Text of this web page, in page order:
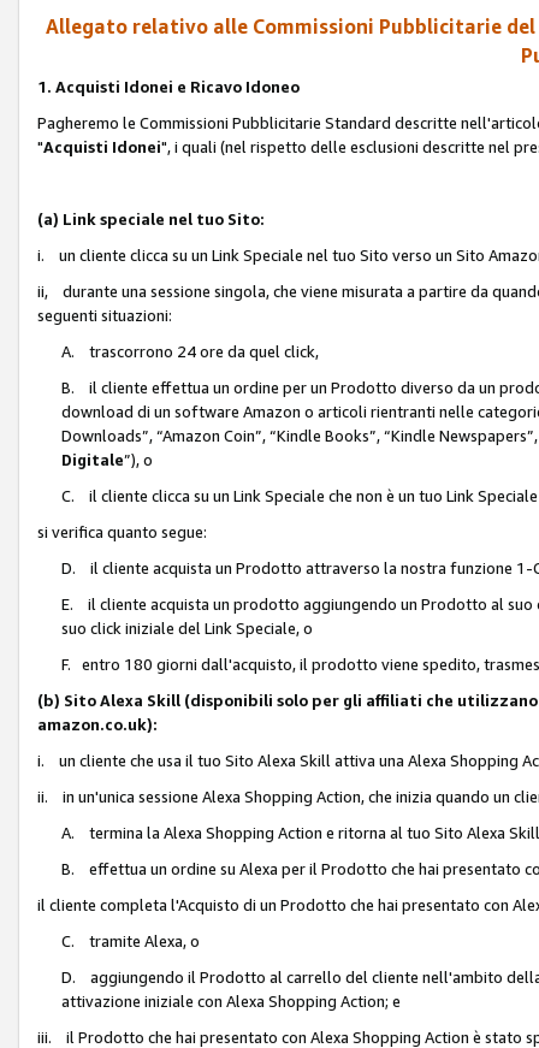
Allegato relativo alle Commissioni Pubblicitarie
1. Acquisti Idonei e Ricavo Idoneo
Pagheremo le Commissioni Pubblicitarie Standard descritte
"Acquisti Idonei", i quali (nel rispetto delle esclusioni descritte nel
(a) Link speciale nel tuo Sito:
i. un cliente clicca su un Link Speciale nel tuo Sito verso un Sito
ii, durante una sessione singola, che viene misurata a partire da
seguenti situazioni:
A. trascorrono 24 ore da quel click,
B. il cliente effettua un ordine per un Prodotto diverso da un
download di un software Amazon o articoli rientranti nelle categorie
Downloads”, “Amazon Coin”, “Kindle Books”, “Kindle
Digitale”), o
C. il cliente clicca su un Link Speciale che non è un tuo Link
si verifica quanto segue:
D. il cliente acquista un Prodotto attraverso la nostra funzione 1-
E. il cliente acquista un prodotto aggiungendo un Prodotto al
suo click iniziale del Link Speciale, o
F. entro 180 giorni dall'acquisto, il prodotto viene spedito,
(b) Sito Alexa Skill (disponibili solo per gli affiliati che
amazon.co.uk):
i. un cliente che usa il tuo Sito Alexa Skill attiva una Alexa Shopping
ii. in un'unica sessione Alexa Shopping Action, che inizia quando un
A. termina la Alexa Shopping Action e ritorna al tuo Sito Alexa
B. effettua un ordine su Alexa per il Prodotto che hai presentato
il cliente completa l'Acquisto di un Prodotto che hai presentato con
C. tramite Alexa, o
D. aggiungendo il Prodotto al carrello del cliente nell'ambito
attivazione iniziale con Alexa Shopping Action; e
iii. il Prodotto che hai presentato con Alexa Shopping Action è stato